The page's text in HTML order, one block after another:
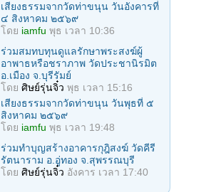
เสียงธรรมจากวัดท่าขนุน วันอังคารที่
๔ สิงหาคม ๒๕๖๙
โดย iamfu พุธ เวลา 10:36
ร่วมสมทบทุนดูแลรักษาพระสงฆ์ผู้
อาพาธหรือชราภาพ วัดประชานิรมิต
อ.เมือง จ.บุรีรัมย์
โดย ศิษย์รุ่นจิ๋ว พุธ เวลา 15:16
เสียงธรรมจากวัดท่าขนุน วันพุธที่ ๕
สิงหาคม ๒๕๖๙
โดย iamfu พุธ เวลา 19:48
ร่วมทำบุญสร้างอาคารกุฎิสงฆ์ วัดคีรี
รัตนาราม อ.อู่ทอง จ.สุพรรณบุรี
โดย ศิษย์รุ่นจิ๋ว อังคาร เวลา 17:40